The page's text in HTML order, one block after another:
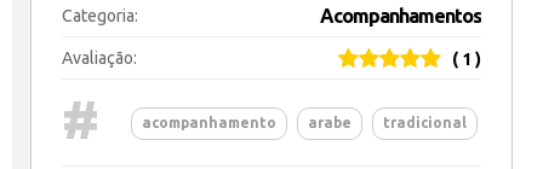
Categoria: Acompanhamentos
Avaliação: ( 1 )
# acompanhamento arabe tradicional